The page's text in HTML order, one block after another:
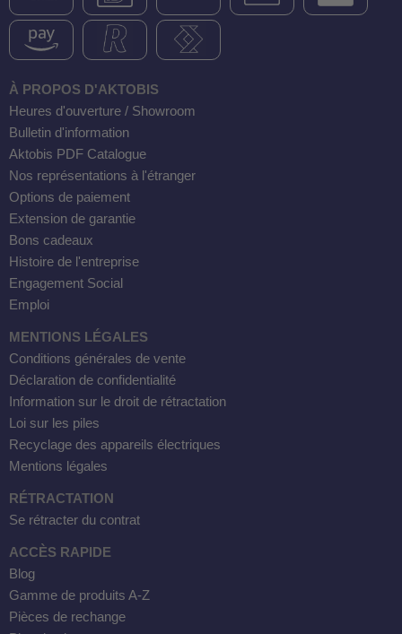
À PROPOS D'AKTOBIS
Heures d'ouverture / Showroom
Bulletin d'information
Aktobis PDF Catalogue
Nos représentations à l'étranger
Options de paiement
Extension de garantie
Bons cadeaux
Histoire de l'entreprise
Engagement Social
Emploi
MENTIONS LÉGALES
Conditions générales de vente
Déclaration de confidentialité
Information sur le droit de rétractation
Loi sur les piles
Recyclage des appareils électriques
Mentions légales
RÉTRACTATION
Se rétracter du contrat
ACCÈS RAPIDE
Blog
Gamme de produits A-Z
Pièces de rechange